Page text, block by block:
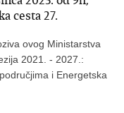
cesta 27.
ovog Ministarstva
2021. - 2027.:
i Energetska